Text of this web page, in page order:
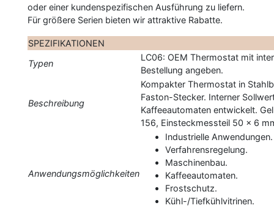
oder einer kundenspezifischen Ausführung zu liefern.
Für größere Serien bieten wir attraktive Rabatte.
SPEZIFIKATIONEN
Typen
LC06: OEM Thermostat mit
Bestellung angeben.
Beschreibung
Kompakter Thermostat in
Faston-Stecker. Interner
Kaffeeautomaten entwickelt.
156, Einsteckmessteil 50 x 6
Anwendungsmöglichkeiten
Industrielle Anwendungen.
Verfahrensregelung.
Maschinenbau.
Kaffeeautomaten.
Frostschutz.
Kühl-/Tiefkühlvitrinen.